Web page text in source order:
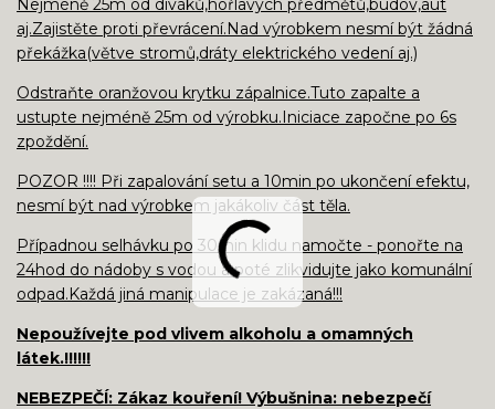
Nejméně 25m od diváků,hořlavých předmětů,budov,aut
aj.Zajistěte proti převrácení.Nad výrobkem nesmí být žádná
překážka(větve stromů,dráty elektrického vedení aj.)
Odstraňte oranžovou krytku zápalnice.Tuto zapalte a
ustupte nejméně 25m od výrobku.Iniciace započne po 6s
zpoždění.
POZOR !!!! Při zapalování setu a 10min po ukončení efektu,
nesmí být nad výrobkem jakákoliv část těla.
Případnou selhávku po 30min klidu namočte - ponořte na
24hod do nádoby s vodou a poté zlikvidujte jako komunální
odpad.Každá jiná manipulace je zakázaná!!!
Nepoužívejte pod vlivem alkoholu a omamných
látek.!!!!!!
NEBEZPEČÍ: Zákaz kouření! Výbušnina: nebezpečí